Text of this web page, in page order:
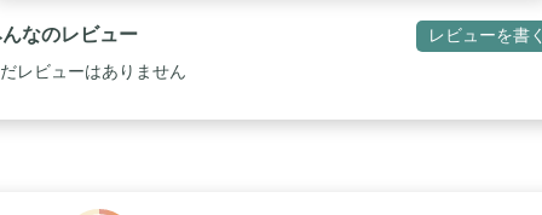
なのレビュー レビューを書
レビューはありません